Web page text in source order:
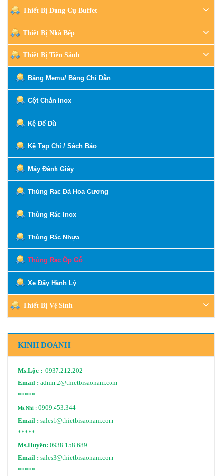
Thiết Bị Dụng Cụ Buffet
Thiết Bị Nhà Bếp
Thiết Bị Tiền Sảnh
Bảng Memu/ Bảng Chỉ Dẫn
Cột Chắn Inox
Kệ Để Dù
Kệ Tạp Chí / Sách Báo
Máy Đánh Giày
Thùng Rác Đá Hoa Cương
Thùng Rác Inox
Thùng Rác Nhựa
Thùng Rác Ốp Gỗ
Xe Đẩy Hành Lý
Thiết Bị Vệ Sinh
KINH DOANH
Ms.Lộc : 0937.212.202
Email : admin2@thietbisaonam.com
*****
Ms.Nhi : 0909.453.344
Email : sales1@thietbisaonam.com
*****
Ms.Huyền: 0938 158 689
Email : sales3@thietbisaonam.com
*****